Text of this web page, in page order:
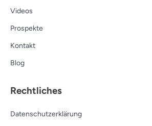
Videos
Prospekte
Kontakt
Blog
Rechtliches
Datenschutzerklärung